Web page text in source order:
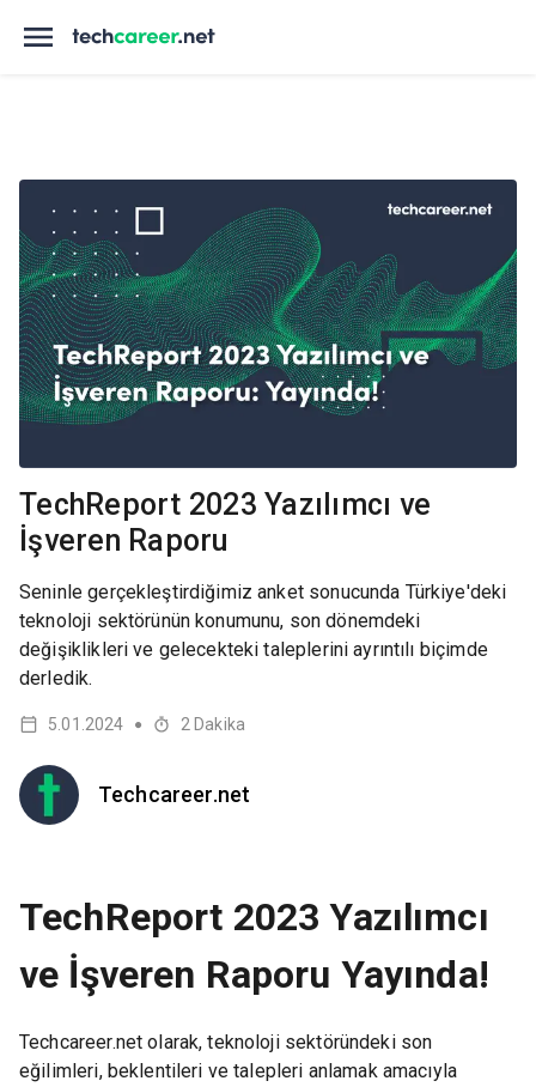
TechReport 2023 Yazılımcı ve
İşveren Raporu
Seninle gerçekleştirdiğimiz anket sonucunda Türkiye'deki
teknoloji sektörünün konumunu, son dönemdeki
değişiklikleri ve gelecekteki taleplerini ayrıntılı biçimde
derledik.
Techcareer.net
5.01.2024 ● 2 Dakika
TechReport 2023 Yazılımcı
ve İşveren Raporu Yayında!
Techcareer.net olarak, teknoloji sektöründeki son
eğilimleri, beklentileri ve talepleri anlamak amacıyla